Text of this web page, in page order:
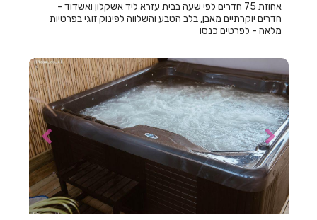
חדרים לפי שעה בגבע בנימין
חדרים לפי שעה בגבעת אבני
חדרים לפי שעה בגבעת אולגה
חדרים לפי שעה בגבעת יערים
חדרים לפי שעה בגבעת נילי
חדרים לפי שעה בגבעתיים
חדרים לפי שעה בגדרה
אחוזת 75 חדרים לפי שעה בבית עזרא ליד אשקלון ואשדוד -
חדרים יוקרתיים מאבן, בלב הטבע והשלווה לפינוק זוגי בפרטיות
מלאה - לפרטים כנסו